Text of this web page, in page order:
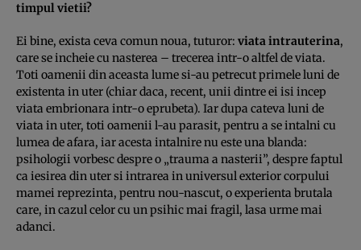
timpul vietii?
Ei bine, exista ceva comun noua, tuturor: viata intrauterina,
care se incheie cu nasterea – trecerea intr-o altfel de viata.
Toti oamenii din aceasta lume si-au petrecut primele luni de
existenta in uter (chiar daca, recent, unii dintre ei isi incep
viata embrionara intr-o eprubeta). Iar dupa cateva luni de
viata in uter, toti oamenii l-au parasit, pentru a se intalni cu
lumea de afara, iar acesta intalnire nu este una blanda:
psihologii vorbesc despre o „trauma a nasterii”, despre faptul
ca iesirea din uter si intrarea in universul exterior corpului
mamei reprezinta, pentru nou-nascut, o experienta brutala
care, in cazul celor cu un psihic mai fragil, lasa urme mai
adanci.